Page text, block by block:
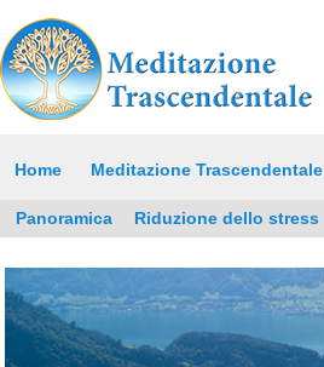
Home Meditazione Trascendentale
Panoramica Riduzione dello stress